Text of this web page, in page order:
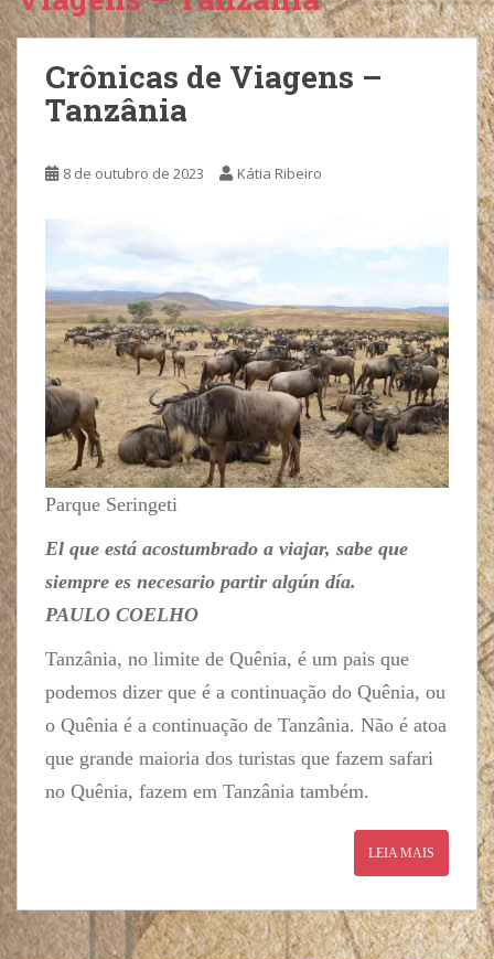
Crônicas de Viagens –
Tanzânia
8 de outubro de 2023 Kátia Ribeiro
Parque Seringeti
El que está acostumbrado a viajar, sabe que
siempre es necesario partir algún día.
PAULO COELHO
Tanzânia, no limite de Quênia, é um pais que
podemos dizer que é a continuação do Quênia, ou
o Quênia é a continuação de Tanzânia. Não é atoa
que grande maioria dos turistas que fazem safari
no Quênia, fazem em Tanzânia também.
LEIA MAIS